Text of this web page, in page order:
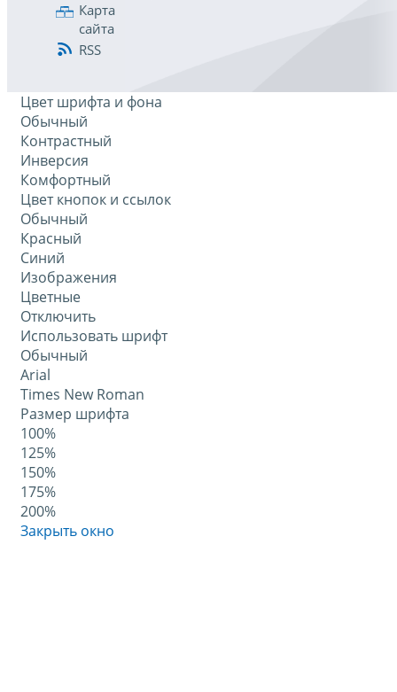
Карта
сайта
RSS
Цвет шрифта и фона
Обычный
Контрастный
Инверсия
Комфортный
Цвет кнопок и ссылок
Обычный
Красный
Синий
Изображения
Цветные
Отключить
Использовать шрифт
Обычный
Arial
Times New Roman
Размер шрифта
100%
125%
150%
175%
200%
Закрыть окно